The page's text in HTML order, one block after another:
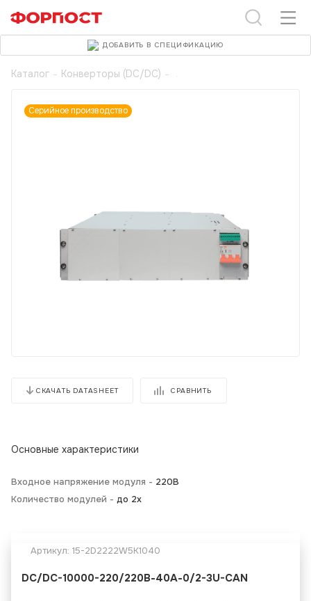
Каталог - Конверторы (DC/DC) -
Серийное производство
СКАЧАТЬ DATASHEET СРАВНИТЬ
Основные характеристики
Входное напряжение модуля - 220В
Количество модулей - до 2х
Артикул: 15-2D2222W5K1040
DC/DC-10000-220/220В-40А-0/2-3U-CAN
ДОБАВИТЬ В СПЕЦИФИКАЦИЮ